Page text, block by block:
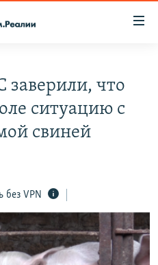
СОПРОТИВЛЕНИЯ
что
ситуацию с
свиней
без VPN